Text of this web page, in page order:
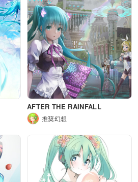
AFTER THE RAINFALL
推奨幻想